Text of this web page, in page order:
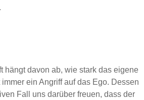
hängt davon ab, wie stark das eigene
ein Angriff auf das Ego. Dessen
Fall uns darüber freuen, dass der